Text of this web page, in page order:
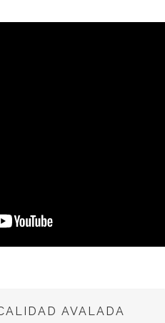
AVALADA